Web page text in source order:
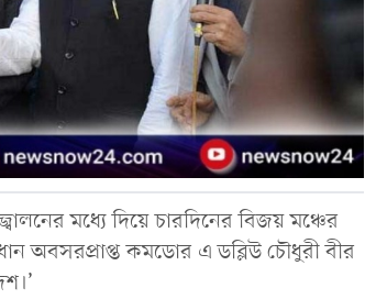
মধ্যে দিয়ে চারদিনের বিজয় মঞ্চের
অবসরপ্রাপ্ত কমডোর এ ডব্লিউ চৌধুরী বীর